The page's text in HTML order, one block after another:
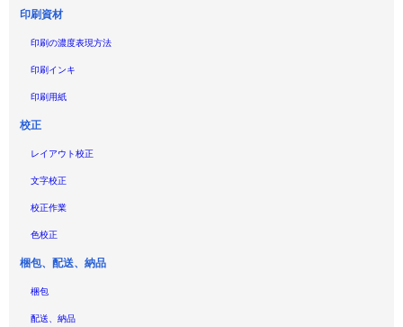
印刷資材
印刷の濃度表現方法
印刷インキ
印刷用紙
校正
レイアウト校正
文字校正
校正作業
色校正
梱包、配送、納品
梱包
配送、納品